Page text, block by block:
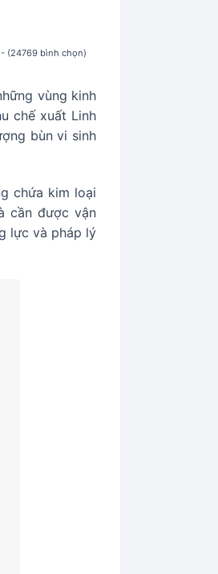
(24769 bình chọn)
vùng kinh
chế xuất Linh
bùn vi sinh
chứa kim loại
cần được vận
lực và pháp lý